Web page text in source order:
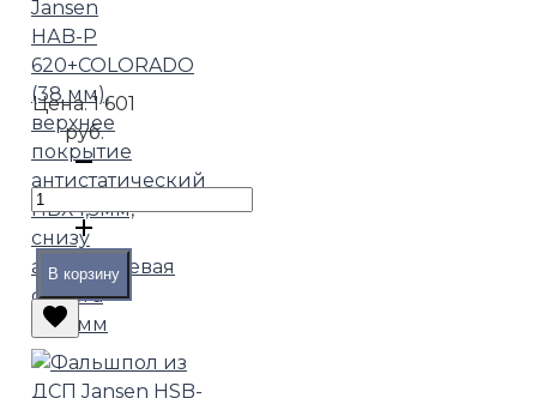
Jansen
HАB-P
620+COLORADO
(38 мм),
верхнее
покрытие
антистатический
ПВХ 1,5мм,
снизу
алюминиевая
фольга
0,05 мм
Цена:1 601
руб.
В корзину